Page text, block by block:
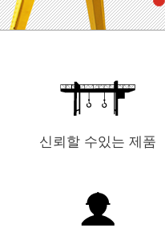
케이스
문의하기
신뢰할 수있는 제품